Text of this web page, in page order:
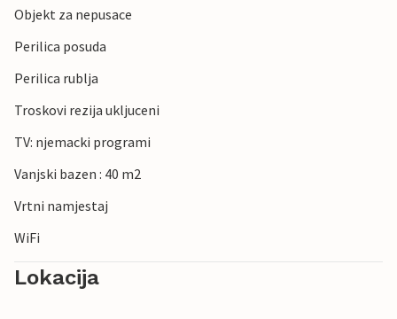
Objekt za nepusace
Perilica posuda
Perilica rublja
Troskovi rezija ukljuceni
TV: njemacki programi
Vanjski bazen : 40 m2
Vrtni namjestaj
WiFi
Lokacija